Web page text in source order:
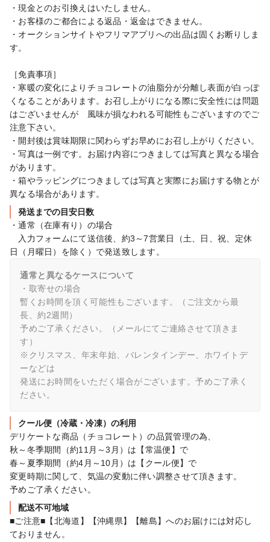
・現金とのお引換えはいたしません。
・お客様のご都合による返品・返金はできません。
・オークションサイトやフリマアプリへの出品は固くお断りしま
す。
［免責事項］
・寒暖の変化によりチョコレートの油脂分が分離し表面が白っぽ
くなることがあります。お召し上がりになる際に安全性には問題
はございませんが　風味が損なわれる可能性もございますのでご
注意下さい。
・開封後は賞味期限に関わらずお早めにお召し上がりください。
・写真は一例です。お届け内容につきましては写真と異なる場合
があります。
・箱やラッピングにつきましては写真と実際にお届けする物とが
異なる場合があります。
発送までの目安日数
・通常（在庫有り）の場合
入力フォームにて送信後、約3～7営業日（土、日、祝、定休
日（月曜日）を除く）で発送致します。
通常と異なるケースについて
・取寄せの場合
暫くお時間を頂く可能性もございます。（ご注文から最
長、約2週間）
予めご了承ください。（メールにてご連絡させて頂きま
す）
※クリスマス、年末年始、バレンタインデー、ホワイトデ
ーなどは
発送にお時間をいただく場合がございます。予めご了承く
ださい。
クール便（冷蔵・冷凍）の利用
デリケートな商品（チョコレート）の品質管理の為、
秋～冬季期間（約11月～3月）は【常温便】で
春～夏季期間（約4月～10月）は【クール便】で
変更時期に関して、気温の変動に伴い調整させて頂きます。
予めご了承ください。
配送不可地域
■ご注意■【北海道】【沖縄県】【離島】へのお届けには対応し
ておりません。